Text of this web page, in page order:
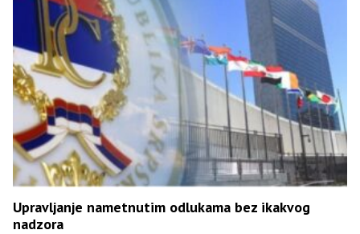
Upravljanje nametnutim odlukama bez ikakvog
nadzora